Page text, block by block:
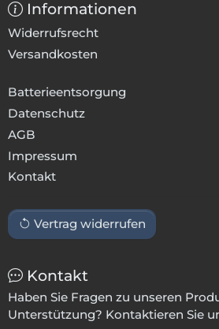
Informationen
Widerrufsrecht
Versandkosten
Batterieentsorgung
Datenschutz
AGB
Impressum
Kontakt
Vertrag widerrufen
Kontakt
Haben Sie Fragen zu unseren
Unterstützung? Kontaktieren Sie